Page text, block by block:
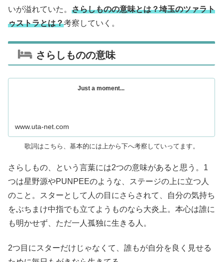
いが溢れていた。 さらしものの意味とは？埼玉のツァラト
ゥストラとは？考察していく。
さらしものの意味
Just a moment...
www.uta-net.com
歌詞はこちら、基本的には上から下へ考察していってます。
さらしもの、という言葉には2つの意味があると思う。1
つは星野源やPUNPEEのような、ステージの上に立つ人
のこと。スターとして人の目にさらされて、自分の気持ち
をぶちまけ中指でも立てようものなら大炎上。本心は誰に
も明かせず、ただ一人孤独に生きる人。
2つ目にスターだけじゃなくて、誰もが自分を良く見せる